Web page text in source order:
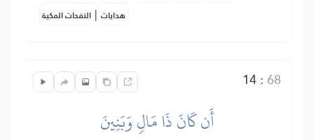
النفحات المكية | هدايات
14:68
أَن كَانَ ذَا مَالٖ وَبَنِينَ